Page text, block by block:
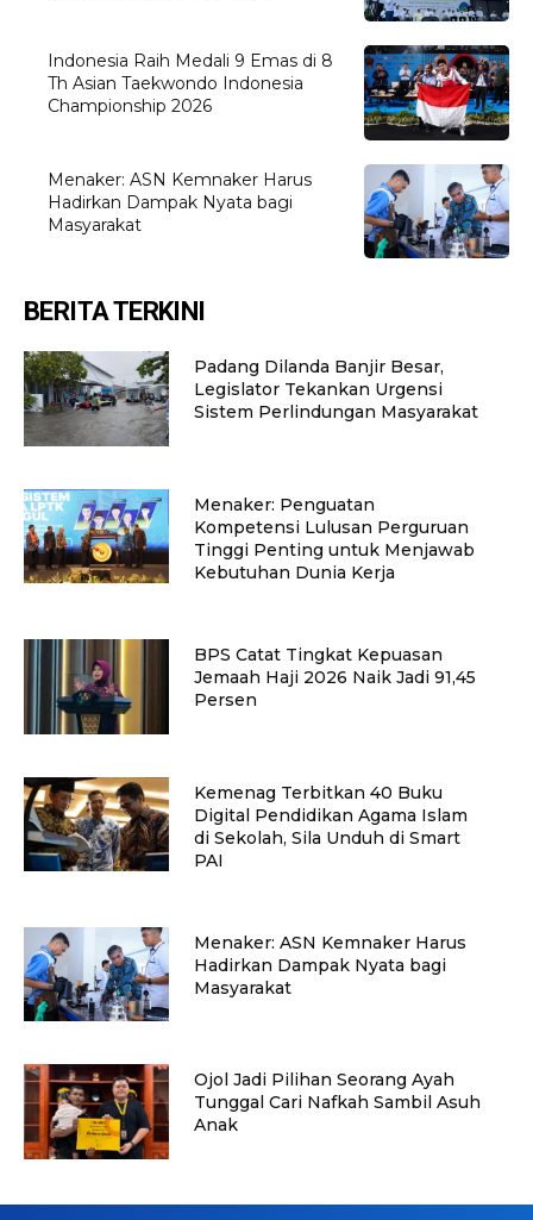
Indonesia Raih Medali 9 Emas di 8
Th Asian Taekwondo Indonesia
Championship 2026
Menaker: ASN Kemnaker Harus
Hadirkan Dampak Nyata bagi
Masyarakat
BERITA TERKINI
Padang Dilanda Banjir Besar,
Legislator Tekankan Urgensi
Sistem Perlindungan Masyarakat
Menaker: Penguatan
Kompetensi Lulusan Perguruan
Tinggi Penting untuk Menjawab
Kebutuhan Dunia Kerja
BPS Catat Tingkat Kepuasan
Jemaah Haji 2026 Naik Jadi 91,45
Persen
Kemenag Terbitkan 40 Buku
Digital Pendidikan Agama Islam
di Sekolah, Sila Unduh di Smart
PAI
Menaker: ASN Kemnaker Harus
Hadirkan Dampak Nyata bagi
Masyarakat
Ojol Jadi Pilihan Seorang Ayah
Tunggal Cari Nafkah Sambil Asuh
Anak